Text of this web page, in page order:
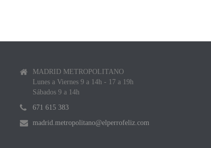
MADRID METROPOLITANO
Lunes a Viernes 9 a 14h - 17 a 19h
Sábados 9 a 14h
671 615 383
madrid.metropolitano@elperrofeliz.com